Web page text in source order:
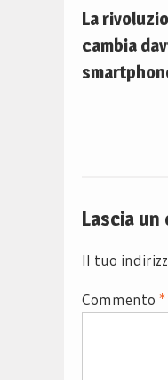
La
cambia
Lascia
Il tuo
Commento *